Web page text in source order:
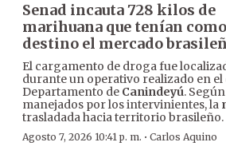
Senad incauta 728 kilos de
marihuana que tenían como
destino el mercado
El cargamento de droga fue
durante un operativo realizado en el
Departamento de Canindeyú.
manejados por los intervinientes, la
trasladada hacia territorio brasileño.
Agosto 7, 2026 10:41 p. m. · Carlos Aquino